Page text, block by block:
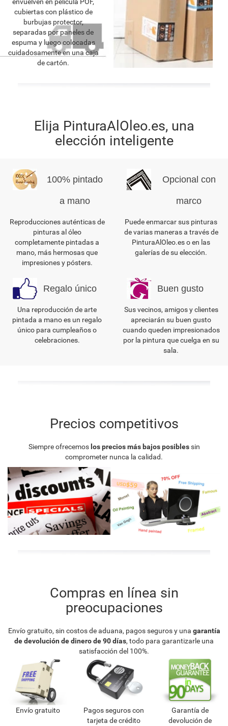
cubiertas con plástico de
burbujas protector,
separadas por paneles de
espuma y luego colocadas
cuidadosamente en una caja
de cartón.
Elija PinturaAlOleo.es, una
elección inteligente
100% pintado
a mano
Reproducciones auténticas de
pinturas al óleo
completamente pintadas a
mano, más hermosas que
impresiones y pósters.
Opcional con
marco
Puede enmarcar sus pinturas
de varias maneras a través de
PinturaAlOleo.es o en las
galerías de su elección.
Regalo único
Una reproducción de arte
pintada a mano es un regalo
único para cumpleaños o
celebraciones.
Buen gusto
Sus vecinos, amigos y clientes
apreciarán su buen gusto
cuando queden impresionados
por la pintura que cuelga en su
sala.
Precios competitivos
Siempre ofrecemos los precios más bajos posiblessin
comprometer nunca la calidad.
Compras en línea sin
preocupaciones
Envío gratuito, sin costos de aduana, pagos seguros y una garantía
de devolución de dinero de 90 días, todo para garantizarle una
satisfacción del 100%.
Envío gratuito
Pagos seguros con
tarjeta de crédito
Garantía de
devolución de